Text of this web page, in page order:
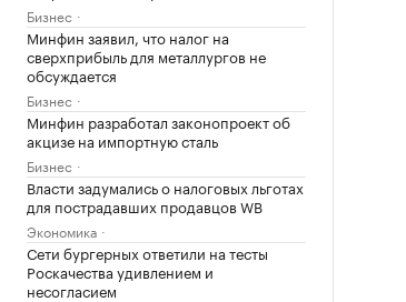
Бизнес
Минфин заявил, что налог на
сверхприбыль для металлургов не
обсуждается
Бизнес
Минфин разработал законопроект об
акцизе на импортную сталь
Бизнес
Власти задумались о налоговых льготах
для пострадавших продавцов WB
Экономика
Сети бургерных ответили на тесты
Роскачества удивлением и
несогласием